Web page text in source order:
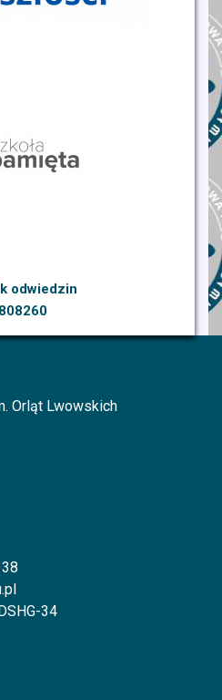
odwiedzin
Orląt Lwowskich
34